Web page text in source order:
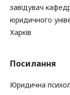
завідувач
юридичного
Харків
Посилання
Юридична